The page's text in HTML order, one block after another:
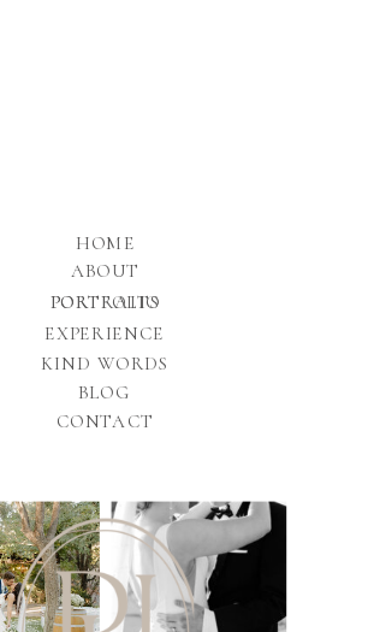
BLOG
EXPERIENCE
PORTFOLIO
ABOUT
HOME
KIND WORDS
CONTACT
PORTRAITS